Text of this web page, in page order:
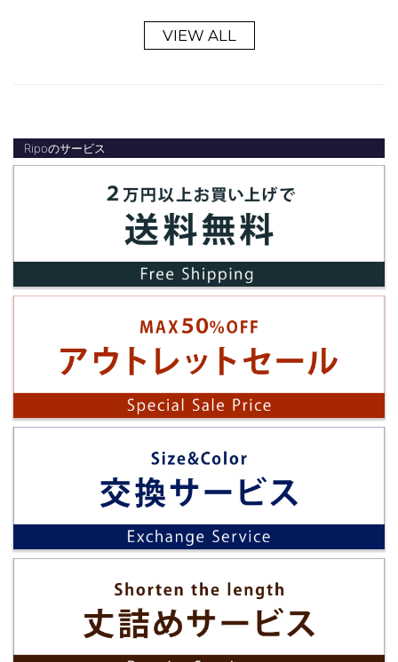
VIEW ALL
Ripoのサービス